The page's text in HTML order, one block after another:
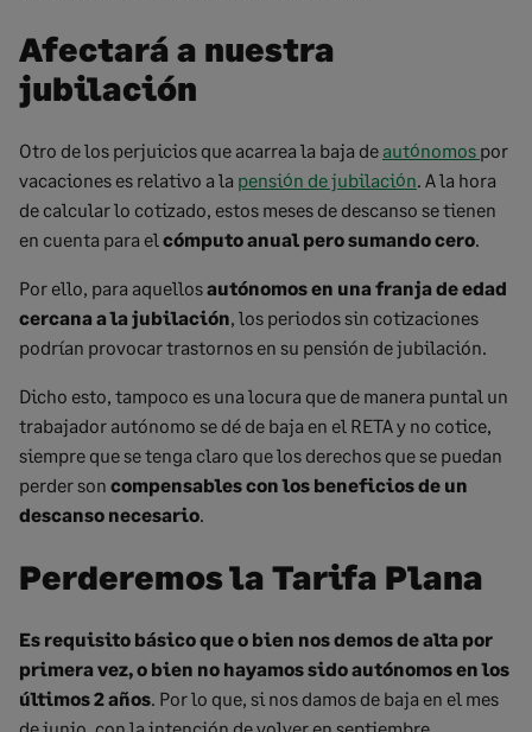
Afectará a nuestra
jubilación
Otro de los perjuicios que acarrea la baja de autónomos por
vacaciones es relativo a la pensión de jubilación. A la hora
de calcular lo cotizado, estos meses de descanso se tienen
en cuenta para el cómputo anual pero sumando cero.
Por ello, para aquellosautónomos en una franja de edad
cercana a la jubilación, los periodos sin cotizaciones
podrían provocar trastornos en su pensión de jubilación.
Dicho esto, tampoco es una locura que de manera puntal un
trabajador autónomo se dé de baja en el RETA y no cotice,
siempre que se tenga claro que los derechos que se puedan
perder son compensables con los beneficios de un
descanso necesario.
Perderemos la Tarifa Plana
Es requisito básico que o bien nos demos de alta por
primera vez, o bien no hayamos sido autónomos en los
últimos 2 años. Por lo que, si nos damos de baja en el mes